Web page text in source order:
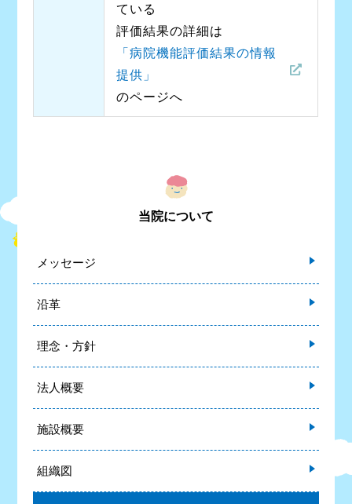
ている
評価結果の詳細は
「病院機能評価結果の情報
提供」
のページへ
当院について
メッセージ
沿革
理念・方針
法人概要
施設概要
組織図